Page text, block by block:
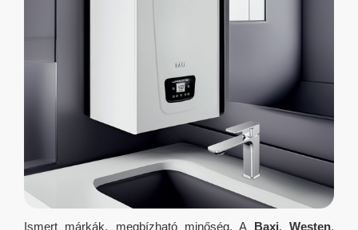
Ismert márkák, megbízható minőség. A Baxi, Westen,